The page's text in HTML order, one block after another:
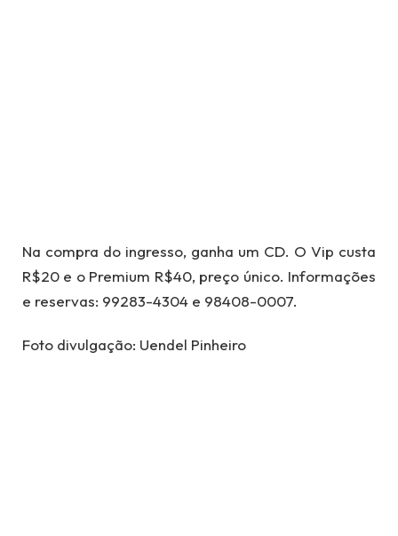
Na compra do ingresso, ganha um CD. O Vip custa
R$20 e o Premium R$40, preço único. Informações
e reservas: 99283-4304 e 98408-0007.
Foto divulgação: Uendel Pinheiro